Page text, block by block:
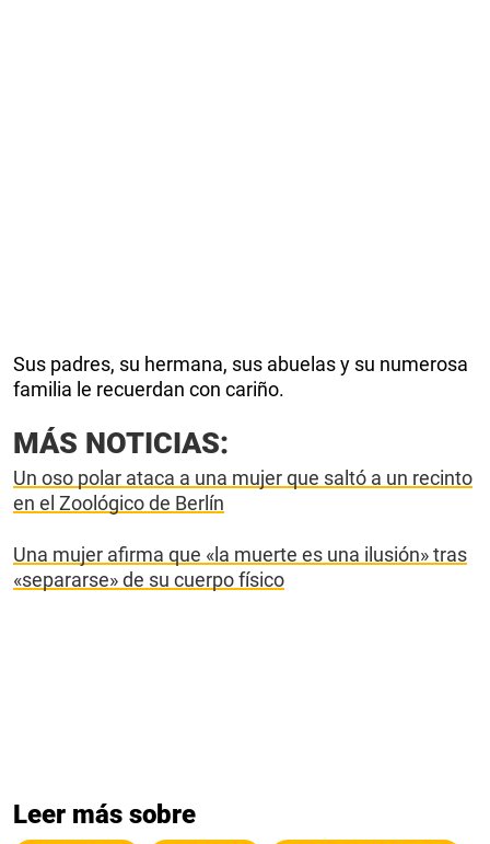
Sus padres, su hermana, sus abuelas y su numerosa
familia le recuerdan con cariño.
MÁS NOTICIAS:
Un oso polar ataca a una mujer que saltó a un recinto
en el Zoológico de Berlín
Una mujer afirma que «la muerte es una ilusión» tras
«separarse» de su cuerpo físico
Leer más sobre